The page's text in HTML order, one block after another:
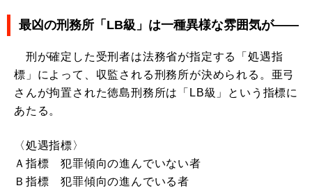
最凶の刑務所「LB級」は一種異様な雰囲気が――
刑が確定した受刑者は法務省が指定する「処遇指
標」によって、収監される刑務所が決められる。亜弓
さんが拘置された徳島刑務所は「LB級」という指標に
あたる。
〈処遇指標〉
Ａ指標 犯罪傾向の進んでいない者
Ｂ指標 犯罪傾向の進んでいる者